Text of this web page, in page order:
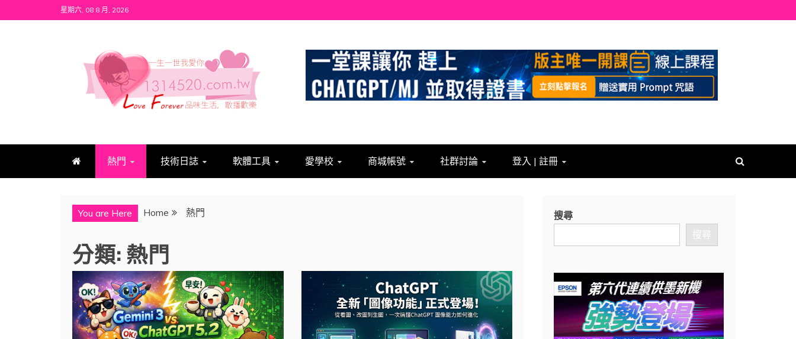
to
星期六, 08 8 月, 2026
1314520
熱門 技術日誌 軟體工具 愛學校 商城帳號 社群討論 登入 | 註冊
You are Here Home 熱門
分類:熱門
搜尋
搜尋